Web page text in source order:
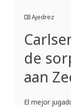
Ajedrez
de
aan
El mejor